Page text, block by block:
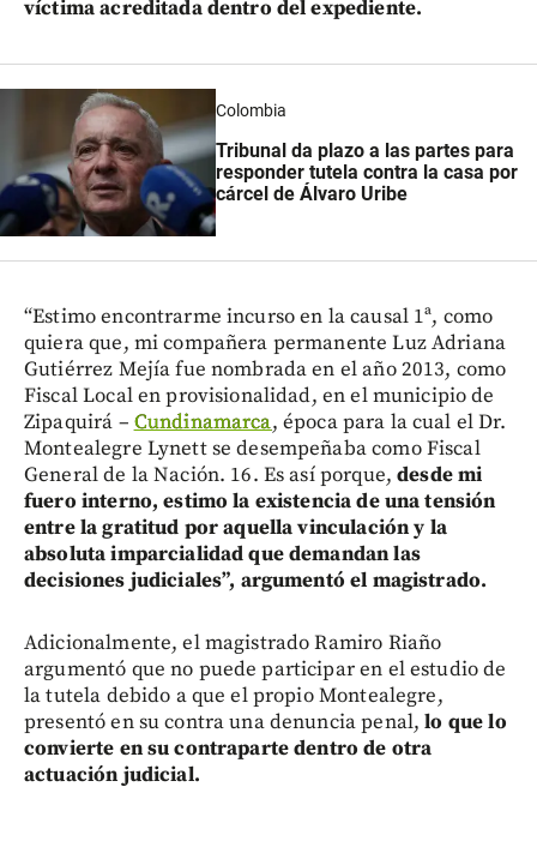
víctima acreditada dentro del expediente.
Colombia
Tribunal da plazo a las partes para
responder tutela contra la casa por
cárcel de Álvaro Uribe
“Estimo encontrarme incurso en la causal 1ª, como
quiera que, mi compañera permanente Luz Adriana
Gutiérrez Mejía fue nombrada en el año 2013, como
Fiscal Local en provisionalidad, en el municipio de
Zipaquirá –Cundinamarca, época para la cual el Dr.
Montealegre Lynett se desempeñaba como Fiscal
General de la Nación. 16. Es así porque, desde mi
fuero interno, estimo la existencia de una tensión
entre la gratitud por aquella vinculación y la
absoluta imparcialidad que demandan las
decisiones judiciales”, argumentó el magistrado.
Adicionalmente, el magistrado Ramiro Riaño
argumentó que no puede participar en el estudio de
la tutela debido a que el propio Montealegre,
presentó en su contra una denuncia penal,lo que lo
convierte en su contraparte dentro de otra
actuación judicial.